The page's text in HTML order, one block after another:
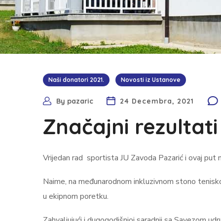
Naši donatori 2021. Novosti iz Ustanove
By pazaric 24 Decembra, 2021
Značajni
Vrijedan rad sportista JU Zavoda Pazarić i ovaj put
Naime, na međunarodnom inkluzivnom stono
u ekipnom poretku.